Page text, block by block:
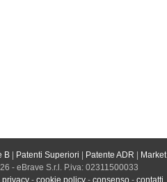
B Patenti Superiori Patente ADR
Market
- eBrave S.r.l. P.iva: 02311500033
privacy - cookie policy - consenso - contatti